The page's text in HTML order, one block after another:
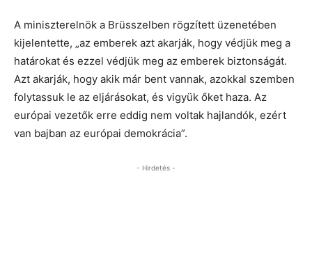
A miniszterelnök a Brüsszelben rögzített üzenetében
kijelentette, „az emberek azt akarják, hogy védjük meg a
határokat és ezzel védjük meg az emberek biztonságát.
Azt akarják, hogy akik már bent vannak, azokkal szemben
folytassuk le az eljárásokat, és vigyük őket haza. Az
európai vezetők erre eddig nem voltak hajlandók, ezért
van bajban az európai demokrácia”.
- Hirdetés -